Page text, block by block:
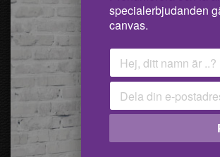
specialerbjudanden
canvas.